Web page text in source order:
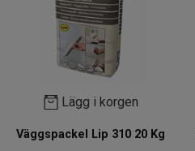
Lägg i korgen
Väggspackel Lip 310 20 Kg